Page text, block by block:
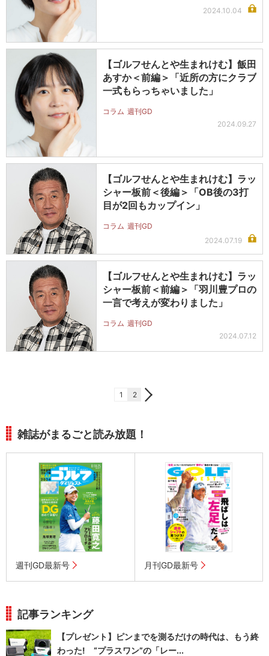
2024.10.04
【ゴルフせんとや生まれけむ】飯田
あすか＜前編＞「近所の方にクラブ
一式もらっちゃいました」
コラム 週刊GD
2024.09.27
【ゴルフせんとや生まれけむ】ラッ
シャー板前＜後編＞「OB後の3打
目が2回もカップイン」
コラム 週刊GD
2024.07.19
【ゴルフせんとや生まれけむ】ラッ
シャー板前＜前編＞「羽川豊プロの
一言で考えが変わりました」
コラム 週刊GD
2024.07.12
1 2
雑誌がまるごと読み放題！
週刊GD最新号 月刊GD最新号
記事ランキング
【プレゼント】ピンまでを測るだけの時代は、もう終
わった! “プラスワン”の「レー...